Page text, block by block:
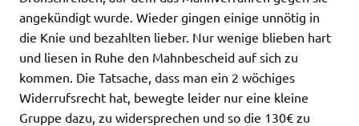
angekündigt wurde. Wieder gingen einige unnötig in
die Knie und bezahlten lieber. Nur wenige blieben hart
und liesen in Ruhe den Mahnbescheid auf sich zu
kommen. Die Tatsache, dass man ein 2 wöchiges
Widerrufsrecht hat, bewegte leider nur eine kleine
Gruppe dazu, zu widersprechen und so die 130€ zu